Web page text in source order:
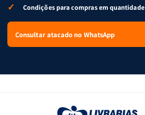
✓ Condições para compras em quantidade
Consultar atacado no WhatsApp